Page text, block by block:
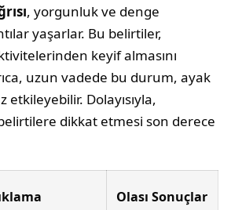
, yorgunluk ve denge
yaşarlar. Bu belirtiler,
keyif almasını
uzun vadede bu durum, ayak
Dolayısıyla,
dikkat etmesi son derece
Olası Sonuçlar